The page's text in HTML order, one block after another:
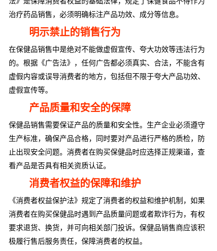
治疗药品销售，必须明确标注产品功效、成分等信息。
明示禁止的销售行为
在保健品销售中是绝对不能做虚假宣传、夸大功效等违法行为
的。根据《广告法》，任何广告都必须真实、合法，不能含有
虚假内容或误导消费者的地方，包括但不限于夸大产品功效、
虚假宣传等。
产品质量和安全的保障
保健品销售需要保证产品的质量和安全性。生产企业必须遵守
生产标准，确保产品合格，同时要对产品进行严格的质检，防
止出现安全问题。消费者在购买保健品时应选择正规渠道，查
看产品是否具有相关资质认证。
消费者权益的保障和维护
《消费者权益保护法》规定了消费者的权益和维护机制，如果
消费者在购买保健品时遇到产品质量问题或者欺诈行为，有权
要求退货、换货，并可向相关部门投诉。保健品销售商应该积
极履行售后服务责任，保障消费者的权益。